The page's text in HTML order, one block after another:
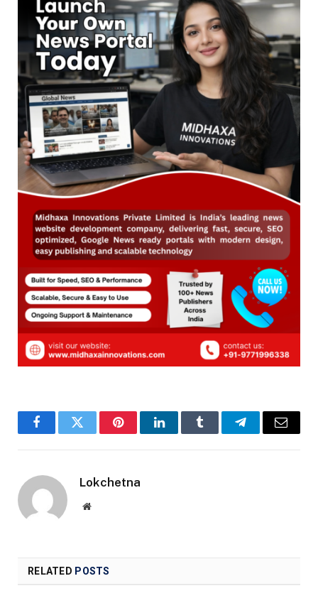
FacebookTwitter PinterestLinkedInTumblr TelegramEmail
Lokchetna
Website
RELATED POSTS